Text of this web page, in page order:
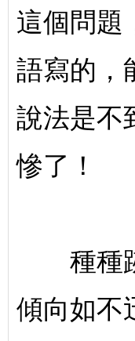
這個問題
語寫的，
說法是不
慘了！
種種跡
傾向如不